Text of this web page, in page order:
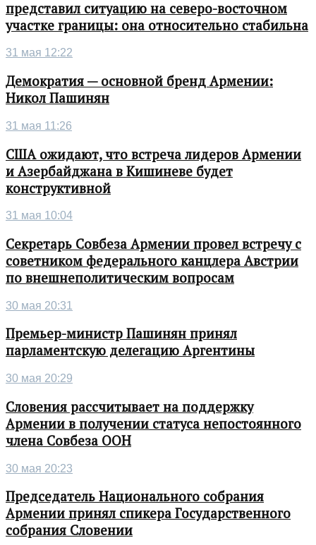
представил ситуацию на северо-восточном
участке границы: она относительно стабильна
31 мая 12:22
Демократия — основной бренд Армении:
Никол Пашинян
31 мая 11:26
США ожидают, что встреча лидеров Армении
и Азербайджана в Кишиневе будет
конструктивной
31 мая 10:04
Секретарь Совбеза Армении провел встречу с
советником федерального канцлера Австрии
по внешнеполитическим вопросам
30 мая 20:31
Премьер-министр Пашинян принял
парламентскую делегацию Аргентины
30 мая 20:29
Словения рассчитывает на поддержку
Армении в получении статуса непостоянного
члена Совбеза ООН
30 мая 20:23
Председатель Национального собрания
Армении принял спикера Государственного
собрания Словении